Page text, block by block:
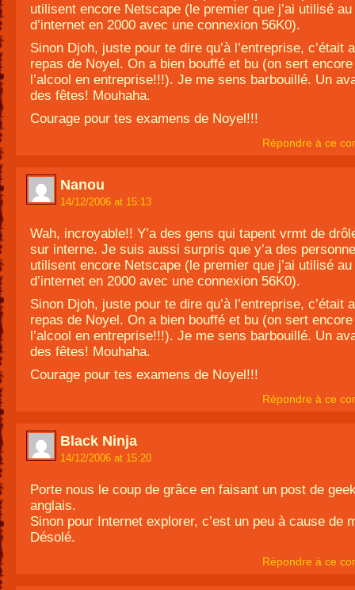
utilisent encore Netscape (le premier que j’ai utilisé au
d’internet en 2000 avec une connexion 56K0).
Sinon Djoh, juste pour te dire qu’à l’entreprise, c’était
repas de Noyel. On a bien bouffé et bu (on sert
l’alcool en entreprise!!!). Je me sens barbouillé. Un
des fêtes! Mouhaha.
Courage pour tes examens de Noyel!!!
Répondre à ce
Nanou
14/12/2006 at 15:13
Wah, incroyable!! Y’a des gens qui tapent vrmt de
sur interne. Je suis aussi surpris que y’a des
utilisent encore Netscape (le premier que j’ai utilisé au
d’internet en 2000 avec une connexion 56K0).
Sinon Djoh, juste pour te dire qu’à l’entreprise, c’était
repas de Noyel. On a bien bouffé et bu (on sert
l’alcool en entreprise!!!). Je me sens barbouillé. Un
des fêtes! Mouhaha.
Courage pour tes examens de Noyel!!!
Répondre à ce
Black Ninja
14/12/2006 at 15:20
Porte nous le coup de grâce en faisant un post de
anglais.
Sinon pour Internet explorer, c’est un peu à cause de
Désolé.
Répondre à ce